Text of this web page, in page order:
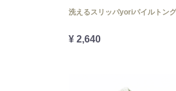
洗えるスリッパyoriパイルトン
¥ 2,640